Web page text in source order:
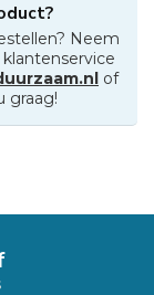
Neem
of
graag!